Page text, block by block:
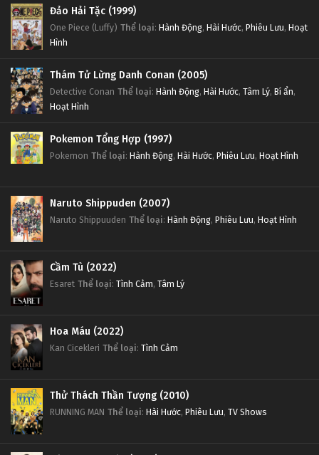
Đảo Hải Tặc (1999)
One Piece (Luffy) Thể loại: Hành Động, Hài Hước, Phiêu Lưu, Hoạt
Hình
Thám Tử Lừng Danh Conan (2005)
Detective Conan Thể loại: Hành Động, Hài Hước, Tâm Lý, Bí ẩn,
Hoạt Hình
Pokemon Tổng Hợp (1997)
Pokemon Thể loại: Hành Động, Hài Hước, Phiêu Lưu, Hoạt Hình
Naruto Shippuden (2007)
Naruto Shippuuden Thể loại: Hành Động, Phiêu Lưu, Hoạt Hình
Cầm Tù (2022)
Esaret Thể loại: Tình Cảm, Tâm Lý
Hoa Máu (2022)
Kan Cicekleri Thể loại: Tình Cảm
Thử Thách Thần Tượng (2010)
RUNNING MAN Thể loại: Hài Hước, Phiêu Lưu, TV Shows